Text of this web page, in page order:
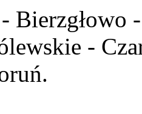
Bierzgłowo
-